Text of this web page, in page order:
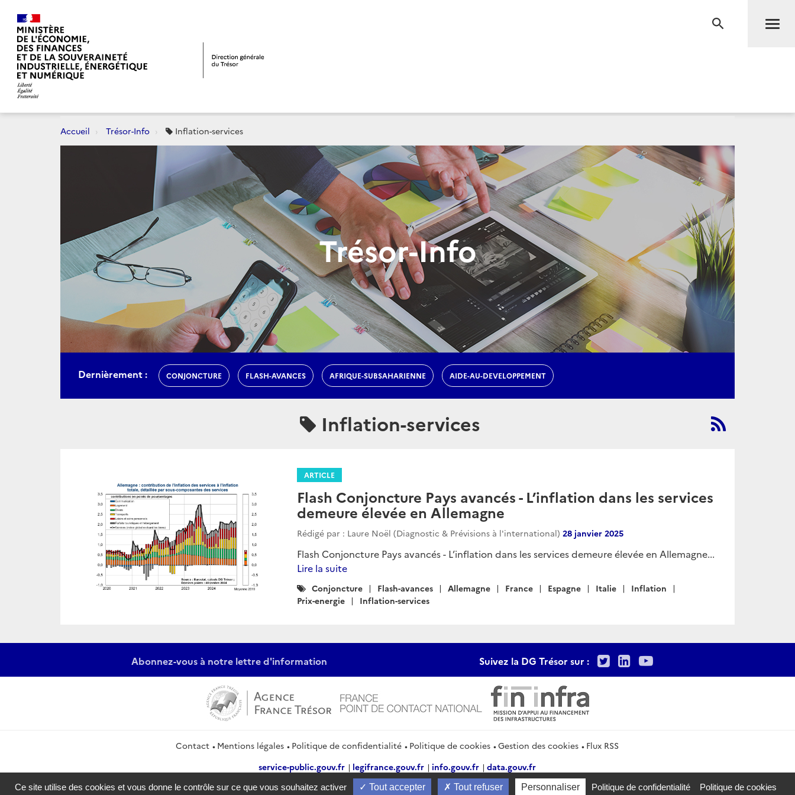
RECHERCHE
Accueil Trésor-Info Inflation-services
Trésor-Info
Dernièrement : CONJONCTURE FLASH-AVANCES AFRIQUE-SUBSAHARIENNE AIDE-AU-DEVELOPPEMENT
Inflation-services
ARTICLE
Flash Conjoncture Pays avancés - L’inflation dans les services
demeure élevée en Allemagne
Rédigé par : Laure Noël (Diagnostic & Prévisions à l'international) 28 janvier 2025
Flash Conjoncture Pays avancés - L’inflation dans les services demeure élevée en Allemagne...
Lire la suite
Catégories
:
Conjoncture Flash-avances Allemagne France Espagne Italie
Inflation
Prix-energie
Inflation-services
Abonnez-vous à notre lettre d'information Suivez la DG Trésor sur : TwitterLinkedIn
Youtube
Contact Mentions légales Politique de confidentialité Politique de cookies Gestion des cookies
Flux RSS
service-public.gouv.fr
legifrance.gouv.fr info.gouv.fr
data.gouv.fr
2026 Direction générale du Trésor
Ce site utilise des cookies et vous donne le contrôle sur ce que vous souhaitez activer Tout accepter Tout refuser Personnaliser Politique de confidentialité Politique de cookies